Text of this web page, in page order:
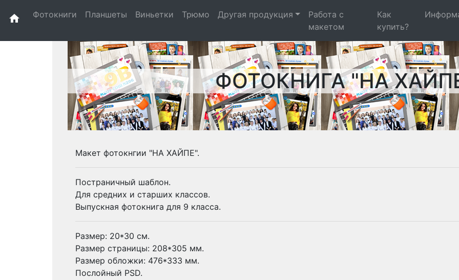
home Фотокниги Планшеты Виньетки Трюмо Другая продукция
Работа с
макетом
Как
купить?
ФОТОКНИГА "НА
Макет фотокнгии "НА ХАЙПЕ".
Постраничный шаблон.
Для средних и старших классов.
Выпускная фотокнига для 9 класса.
Размер: 20*30 см.
Размер страницы: 208*305 мм.
Размер обложки: 476*333 мм.
Послойный PSD.